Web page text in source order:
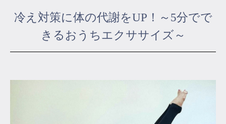
yoggy mommy
ログイン
冷え対策に体の代謝をUP！～5分でで
きるおうちエクササイズ～